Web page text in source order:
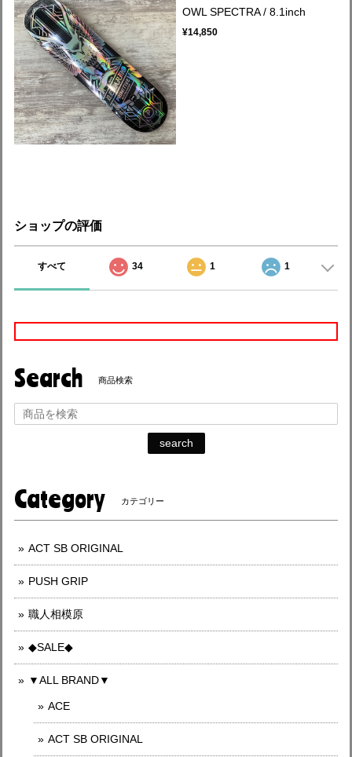
OWL SPECTRA / 8.1inch
¥14,850
ショップの評価
すべて 34 1 1
Search 商品検索
search
Category カテゴリー
ACT SB ORIGINAL
PUSH GRIP
職人相模原
◆SALE◆
▼ALL BRAND▼
ACE
ACT SB ORIGINAL